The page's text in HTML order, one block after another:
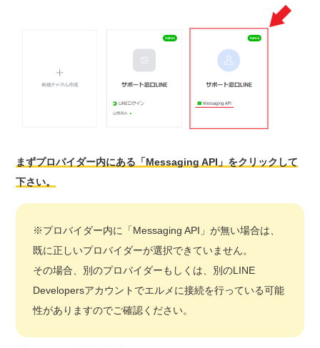
まずプロバイダー内にある「Messaging API」をクリックして
下さい。
※プロバイダー内に「Messaging API」が無い場合は、
既に正しいプロバイダーが選択できていません。
その場合、別のプロバイダーもしくは、別のLINE
Developersアカウントでエルメに接続を行っている可能
性がありますのでご確認ください。